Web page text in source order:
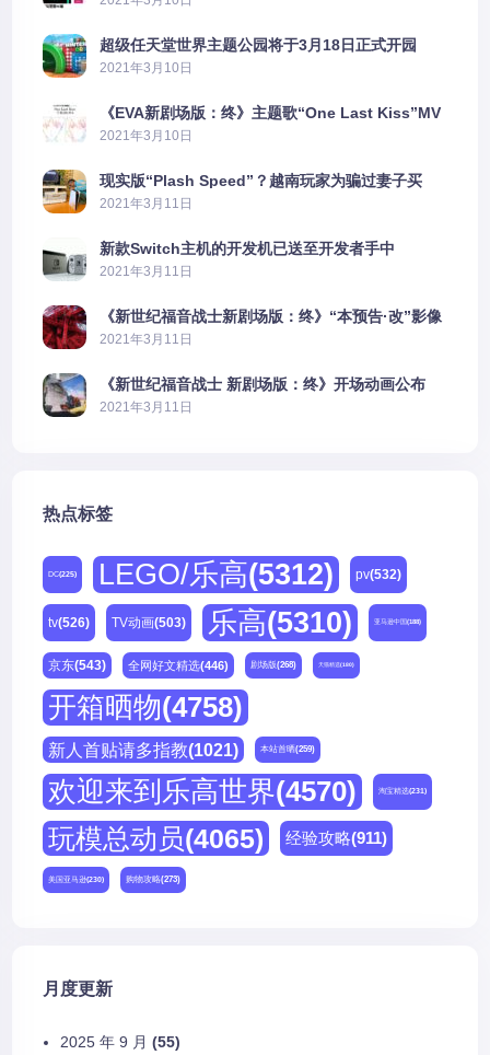
超级任天堂世界主题公园将于3月18日正式开园
2021年3月10日
《EVA新剧场版：终》主题歌“One Last Kiss”MV
公布
2021年3月10日
现实版“Plash Speed”？越南玩家为骗过妻子买
PS5上演好戏
2021年3月11日
新款Switch主机的开发机已送至开发者手中
2021年3月11日
《新世纪福音战士新剧场版：终》“本预告·改”影像
公开
2021年3月11日
《新世纪福音战士 新剧场版：终》开场动画公布
2021年3月11日
热点标签
DC(225) LEGO/乐高(5312) pv(532)
tv(526) TV动画(503) 乐高(5310) 亚马逊中国(188)
京东(543) 全网好文精选(446) 剧场版(268) 天猫精选(180)
开箱晒物(4758)
新人首贴请多指教(1021) 本站首晒(259)
欢迎来到乐高世界(4570) 淘宝精选(231)
玩模总动员(4065) 经验攻略(911)
美国亚马逊(230) 购物攻略(273)
月度更新
2025 年 9 月 (55)